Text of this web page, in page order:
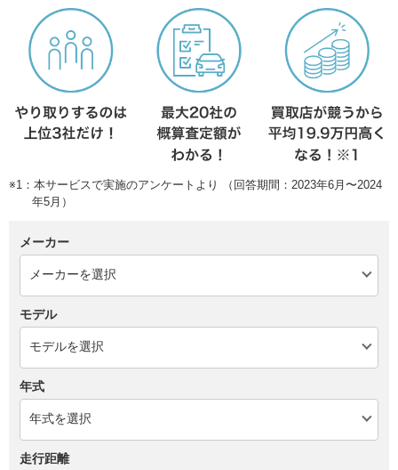
※1：本サービスで実施のアンケートより （回答期間：2023年6月〜2024
年5月）
メーカー
モデル
年式
走行距離